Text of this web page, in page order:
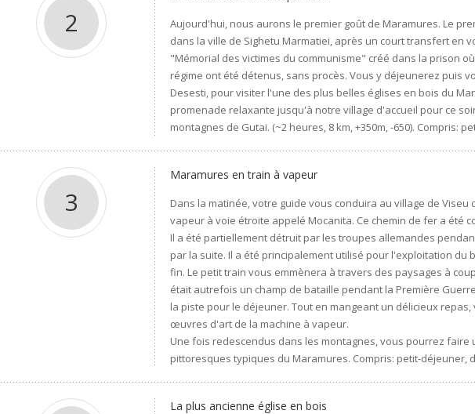
2
Aujourd'hui, nous aurons le premier goût de Maramures. Le
dans la ville de Sighetu Marmatiei, après un court transfert en
"Mémorial des victimes du communisme" créé dans la prison
régime ont été détenus, sans procès. Vous y déjeunerez puis
Desesti, pour visiter l'une des plus belles églises en bois du
promenade relaxante jusqu'à notre village d'accueil pour ce
montagnes de Gutai. (~2 heures, 8 km, +350m, -650). Compris:
3
Maramures en train à vapeur
Dans la matinée, votre guide vous conduira au village de Viseu
vapeur à voie étroite appelé Mocanita. Ce chemin de fer a été
Il a été partiellement détruit par les troupes allemandes
par la suite. Il a été principalement utilisé pour l'exploitation du
fin. Le petit train vous emmènera à travers des paysages à
était autrefois un champ de bataille pendant la Première
la piste pour le déjeuner. Tout en mangeant un délicieux
œuvres d'art de la machine à vapeur.
Une fois redescendus dans les montagnes, vous pourrez faire
pittoresques typiques du Maramures. Compris: petit-déjeuner,
La plus ancienne église en bois